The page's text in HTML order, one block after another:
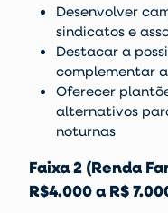
Desenvolver
sindicatos e
Destacar a
complementar
Oferecer
alternativos
noturnas
Faixa 2 (Renda
R$4.000 a R$